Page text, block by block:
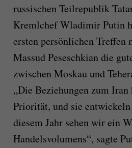
russischen Teilrepublik
Kremlchef Wladimir Putin
ersten persönlichen Treffen
Massud Peseschkian die
zwischen Moskau und
„Die Beziehungen zum Iran
Priorität, und sie
diesem Jahr sehen wir ein
Handelsvolumens“, sagte